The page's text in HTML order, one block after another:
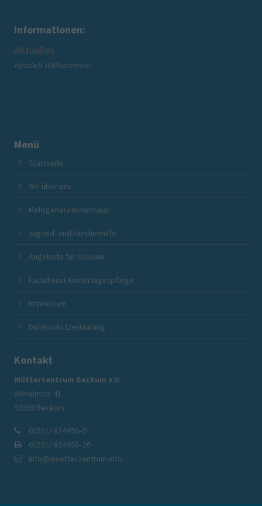
Informationen:
Aktuelles
Herzlich Willkommen!
Menü
Startseite
Wir über uns
Mehrgenerationenhaus
Jugend- und Familienhilfe
Angebote für Schulen
Fachdienst Kindertagespflege
Impressum
Datenschutzerklärung
Kontakt
Mütterzentrum Beckum e.V.
Wilhelmstr. 41
59269 Beckum
02521/ 824490–0
02521/ 824490–20
info@muetterzentrum.info